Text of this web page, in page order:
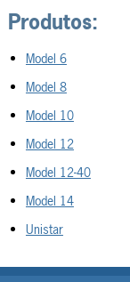
Produtos:
Model 6
Model 8
Model 10
Model 12
Model 12-40
Model 14
Unistar